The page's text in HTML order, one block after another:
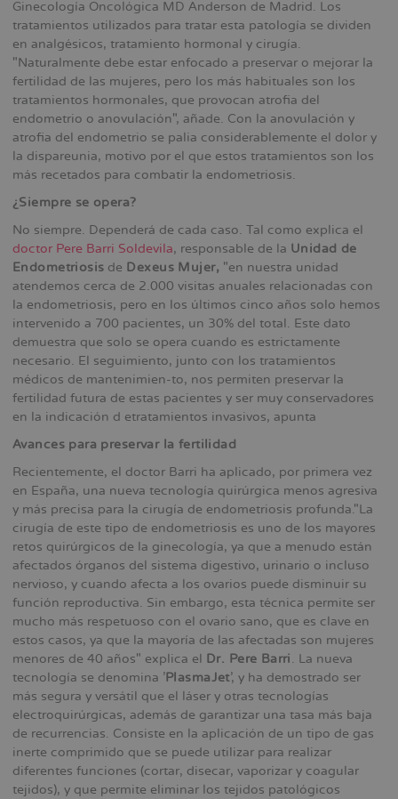
Ginecología Oncológica MD Anderson de Madrid. Los
tratamientos utilizados para tratar esta patología se dividen
en analgésicos, tratamiento hormonal y cirugía.
"Naturalmente debe estar enfocado a preservar o mejorar la
fertilidad de las mujeres, pero los más habituales son los
tratamientos hormonales, que provocan atrofia del
endometrio o anovulación", añade. Con la anovulación y
atrofia del endometrio se palia considerablemente el dolor y
la dispareunia, motivo por el que estos tratamientos son los
más recetados para combatir la endometriosis.
¿Siempre se opera?
No siempre. Dependerá de cada caso. Tal como explica el
doctor Pere Barri Soldevila, responsable de la Unidad de
Endometriosis de Dexeus Mujer, "en nuestra unidad
atendemos cerca de 2.000 visitas anuales relacionadas con
la endometriosis, pero en los últimos cinco años solo hemos
intervenido a 700 pacientes, un 30% del total. Este dato
demuestra que solo se opera cuando es estrictamente
necesario. El seguimiento, junto con los tratamientos
médicos de mantenimien-to, nos permiten preservar la
fertilidad futura de estas pacientes y ser muy conservadores
en la indicación d etratamientos invasivos, apunta
Avances para preservar la fertilidad
Recientemente, el doctor Barri ha aplicado, por primera vez
en España, una nueva tecnología quirúrgica menos agresiva
y más precisa para la cirugía de endometriosis profunda."La
cirugía de este tipo de endometriosis es uno de los mayores
retos quirúrgicos de la ginecología, ya que a menudo están
afectados órganos del sistema digestivo, urinario o incluso
nervioso, y cuando afecta a los ovarios puede disminuir su
función reproductiva. Sin embargo, esta técnica permite ser
mucho más respetuoso con el ovario sano, que es clave en
estos casos, ya que la mayoría de las afectadas son mujeres
menores de 40 años" explica el Dr. Pere Barri. La nueva
tecnología se denomina 'PlasmaJet', y ha demostrado ser
más segura y versátil que el láser y otras tecnologías
electroquirúrgicas, además de garantizar una tasa más baja
de recurrencias. Consiste en la aplicación de un tipo de gas
inerte comprimido que se puede utilizar para realizar
diferentes funciones (cortar, disecar, vaporizar y coagular
tejidos), y que permite eliminar los tejidos patológicos